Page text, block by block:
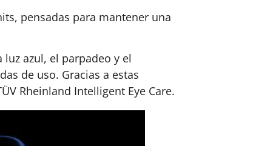
pensadas para mantener una
azul, el parpadeo y el
de uso. Gracias a estas
Rheinland Intelligent Eye Care.